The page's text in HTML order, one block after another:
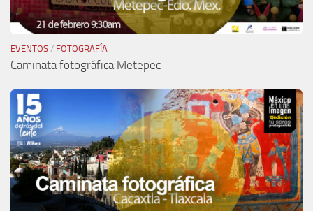
EVENTOS / FOTOGRAFÍA
Caminata fotográfica Metepec